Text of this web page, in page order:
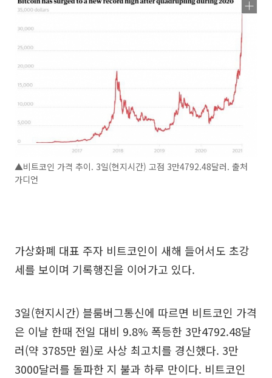
▲비트코인 가격 추이. 3일(현지시간) 고점 3만4792.48달러. 출처
가디언
가상화폐 대표 주자 비트코인이 새해 들어서도 초강
세를 보이며 기록행진을 이어가고 있다.
3일(현지시간) 블룸버그통신에 따르면 비트코인 가격
은 이날 한때 전일 대비 9.8% 폭등한 3만4792.48달
러(약 3785만 원)로 사상 최고치를 경신했다. 3만
3000달러를 돌파한 지 불과 하루 만이다. 비트코인